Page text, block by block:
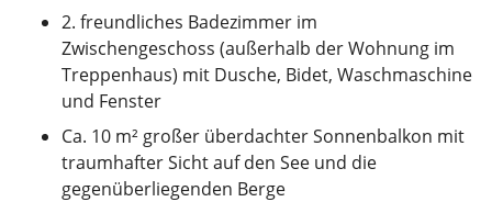
2. freundliches Badezimmer im
Zwischengeschoss (außerhalb der Wohnung im
Treppenhaus) mit Dusche, Bidet, Waschmaschine
und Fenster
Ca. 10 m² großer überdachter Sonnenbalkon mit
traumhafter Sicht auf den See und die
gegenüberliegenden Berge